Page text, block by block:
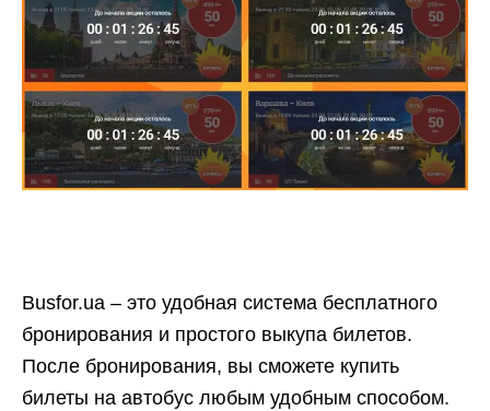
Busfor.ua – это удобная система бесплатного
бронирования и простого выкупа билетов.
После бронирования, вы сможете купить
билеты на автобус любым удобным способом.